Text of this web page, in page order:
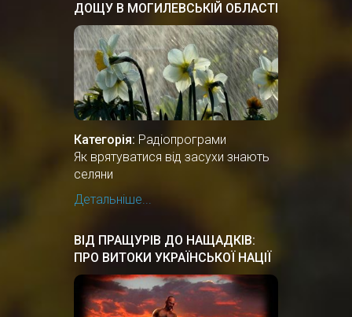
ДОЩУ В МОГИЛЕВСЬКІЙ ОБЛАСТІ
БІЛОЇ РУСІ
Категорія: Радіопрограми
Як врятуватися від засухи знають
селяни
Детальніше...
ВІД ПРАЩУРІВ ДО НАЩАДКІВ:
ПРО ВИТОКИ УКРАЇНСЬКОЇ НАЦІЇ